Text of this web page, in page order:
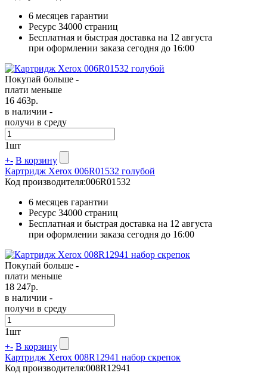
6 месяцев гарантии
Ресурс 34000 страниц
Бесплатная и быстрая доставка на 12 августа
при оформлении заказа сегодня до 16:00
Покупай больше -
плати меньше
16 463р.
в наличии -
получи в среду
1шт
+- В корзину
Картридж Xerox 006R01532 голубой
Код производителя:006R01532
6 месяцев гарантии
Ресурс 34000 страниц
Бесплатная и быстрая доставка на 12 августа
при оформлении заказа сегодня до 16:00
Покупай больше -
плати меньше
18 247р.
в наличии -
получи в среду
1шт
+- В корзину
Картридж Xerox 008R12941 набор скрепок
Код производителя:008R12941